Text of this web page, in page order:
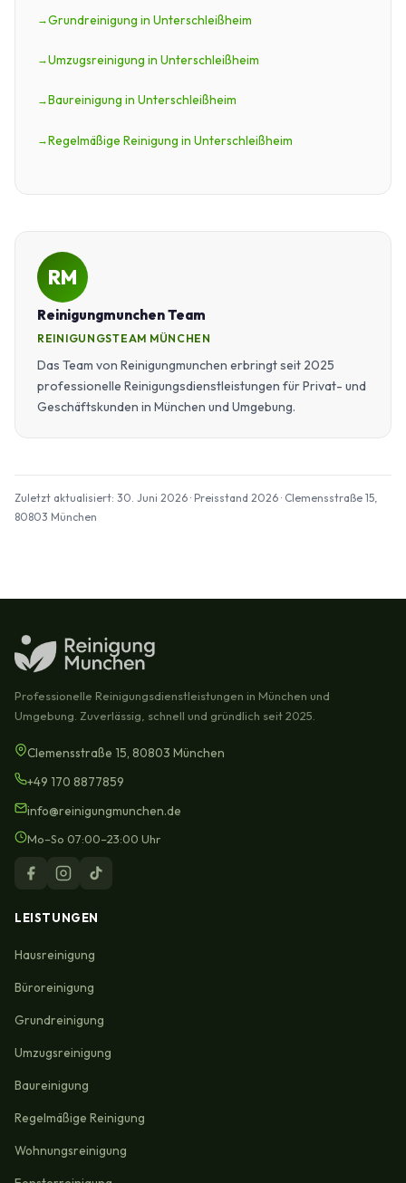
Grundreinigung in Unterschleißheim
Umzugsreinigung in Unterschleißheim
Baureinigung in Unterschleißheim
Regelmäßige Reinigung in Unterschleißheim
RM
Reinigungmunchen Team
REINIGUNGSTEAM MÜNCHEN
Das Team von Reinigungmunchen erbringt seit 2025
professionelle Reinigungsdienstleistungen für Privat- und
Geschäftskunden in München und Umgebung.
Zuletzt aktualisiert: 30. Juni 2026 · Preisstand 2026 · Clemensstraße 15,
80803 München
Professionelle Reinigungsdienstleistungen in München und
Umgebung. Zuverlässig, schnell und gründlich seit 2025.
Clemensstraße 15, 80803 München
+49 170 8877859
info@reinigungmunchen.de
Mo–So 07:00–23:00 Uhr
LEISTUNGEN
Hausreinigung
Büroreinigung
Grundreinigung
Umzugsreinigung
Baureinigung
Regelmäßige Reinigung
Wohnungsreinigung